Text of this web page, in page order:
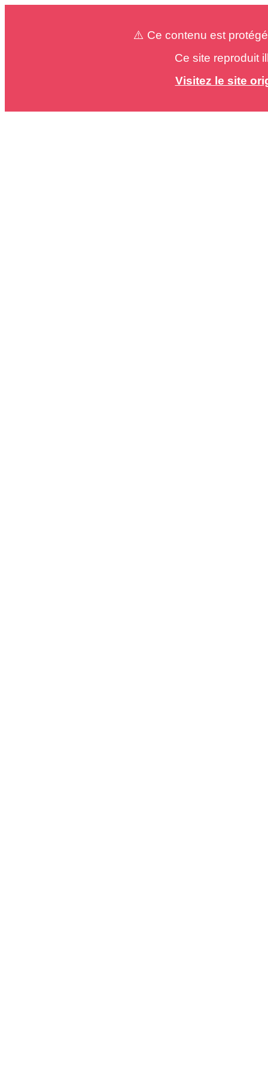
⚠️ Ce contenu est
Ce site reproduit
Visitez le site